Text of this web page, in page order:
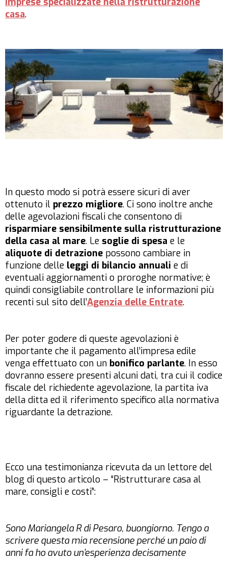
casa.
In questo modo si potrà essere sicuri di aver
ottenuto il prezzo migliore. Ci sono inoltre anche
delle agevolazioni fiscali che consentono di
risparmiare sensibilmente sulla ristrutturazione
della casa al mare. Le soglie di spesa e le
aliquote di detrazione possono cambiare in
funzione delle leggi di bilancio annuali e di
eventuali aggiornamenti o proroghe normative; è
quindi consigliabile controllare le informazioni più
recenti sul sito dell’Agenzia delle Entrate.
Per poter godere di queste agevolazioni è
importante che il pagamento all’impresa edile
venga effettuato con un bonifico parlante. In esso
dovranno essere presenti alcuni dati, tra cui il codice
fiscale del richiedente agevolazione, la partita iva
della ditta ed il riferimento specifico alla normativa
riguardante la detrazione.
Ecco una testimonianza ricevuta da un lettore del
blog di questo articolo – “Ristrutturare casa al
mare, consigli e costi”:
Sono Mariangela R di Pesaro, buongiorno. Tengo a
scrivere questa mia recensione perché un paio di
anni fa ho avuto un’esperienza decisamente